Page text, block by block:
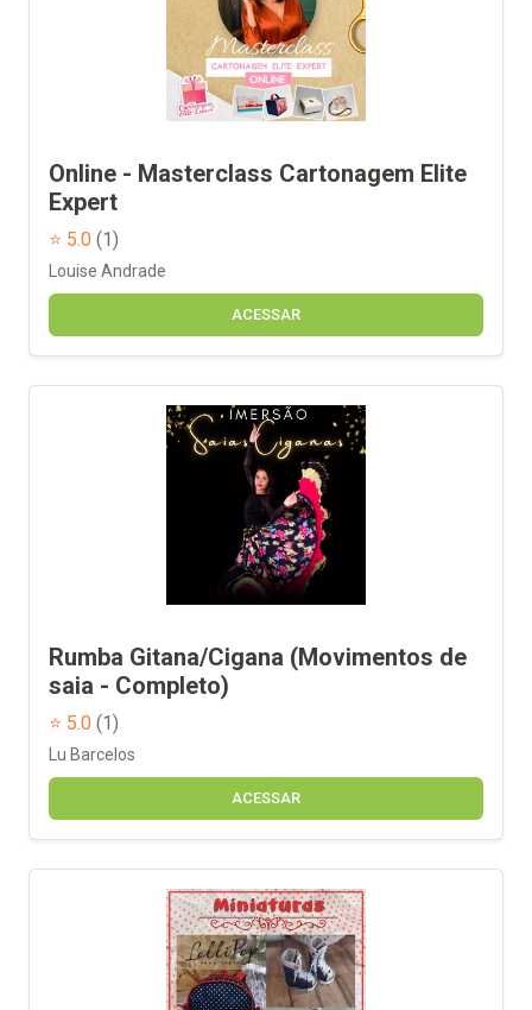
Online - Masterclass Cartonagem Elite
Expert
⭐ 5.0 (1)
Louise Andrade
ACESSAR
Rumba Gitana/Cigana (Movimentos de
saia - Completo)
⭐ 5.0 (1)
Lu Barcelos
ACESSAR